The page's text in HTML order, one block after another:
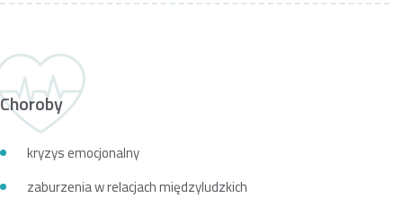
Choroby
kryzys emocjonalny
zaburzenia w relacjach międzyludzkich